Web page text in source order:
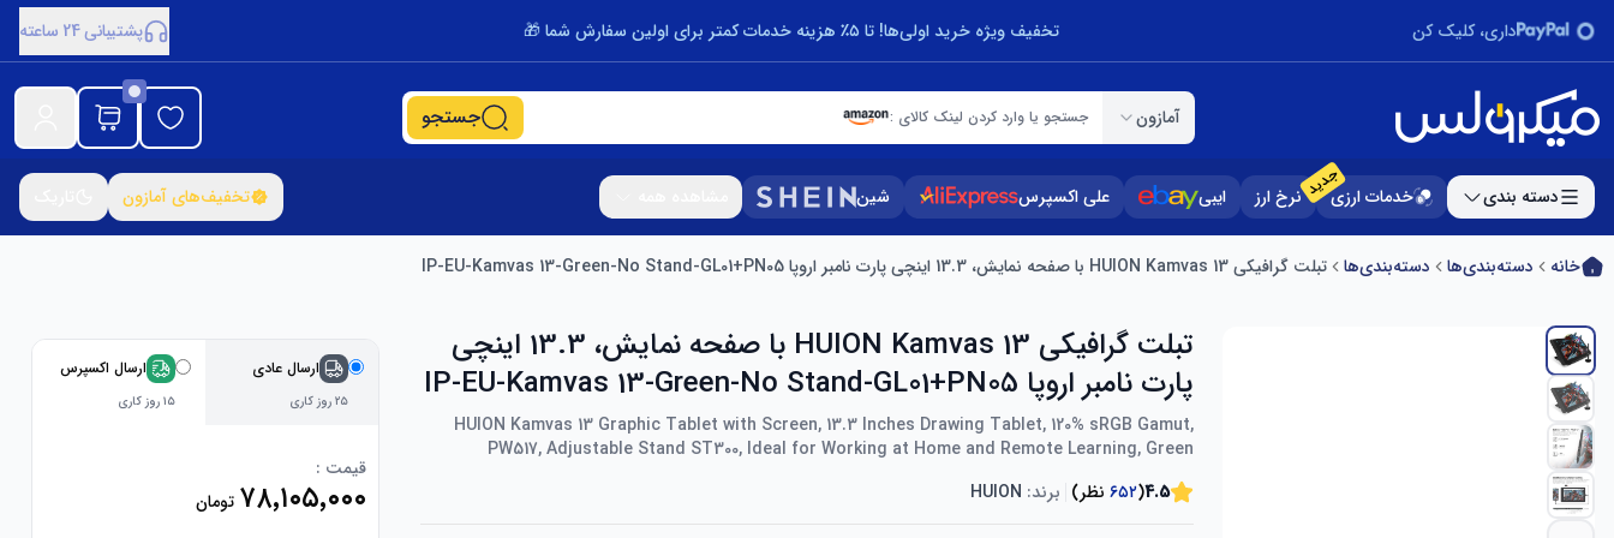
داری، کلیک کن تخفیف ویژه خرید اولی‌ها! تا ۵٪ هزینه خدمات کمتر برای اولین سفارش شما 🎁 پشتیبانی 24 ساعته
آمازون جستجو یا وارد کردن لینک کالای : جستجو
دسته بندی خدمات ارزیجدیدنرخ ارز ایبی علی اکسپرس شین تخفیف‌های آمازون
خانه دسته‌بندی‌ها دسته‌بندی‌ها تبلت گرافیکی HUION Kamvas 13 با صفحه نمایش، 13.3 اینچی پارت نامبر اروپا IP-EU-Kamvas 13-Green-No Stand-GL01+PN05
تبلت گرافیکی HUION Kamvas 13 با صفحه نمایش، 13.3 اینچی
پارت نامبر اروپا IP-EU-Kamvas 13-Green-No Stand-GL01+PN05
HUION Kamvas 13 Graphic Tablet with Screen, 13.3 Inches Drawing Tablet, 120% sRGB Gamut,
PW517, Adjustable Stand ST300, Ideal for Working at Home and Remote Learning, Green
4.5
(۶۵۲ نظر) برند: HUION
ارسال عادی
۲۵ روز کاری
ارسال اکسپرس
۱۵ روز کاری
قیمت :
۷۸٬۱۰۵٬۰۰۰ تومان